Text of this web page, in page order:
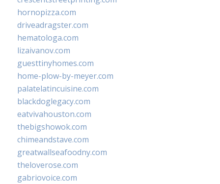
hornopizza.com
driveadragster.com
hematologa.com
lizaivanov.com
guesttinyhomes.com
home-plow-by-meyer.com
palatelatincuisine.com
blackdoglegacy.com
eatvivahouston.com
thebigshowok.com
chimeandstave.com
greatwallseafoodny.com
theloverose.com
gabriovoice.com